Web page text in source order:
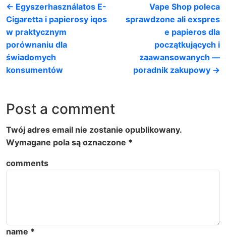
← Egyszerhasználatos E-
Cigaretta i papierosy iqos
w praktycznym
porównaniu dla
świadomych
konsumentów
Vape Shop poleca
sprawdzone ali exspres
e papieros dla
początkujących i
zaawansowanych —
poradnik zakupowy →
Post a comment
Twój adres email nie zostanie opublikowany.
Wymagane pola są oznaczone *
comments
name *